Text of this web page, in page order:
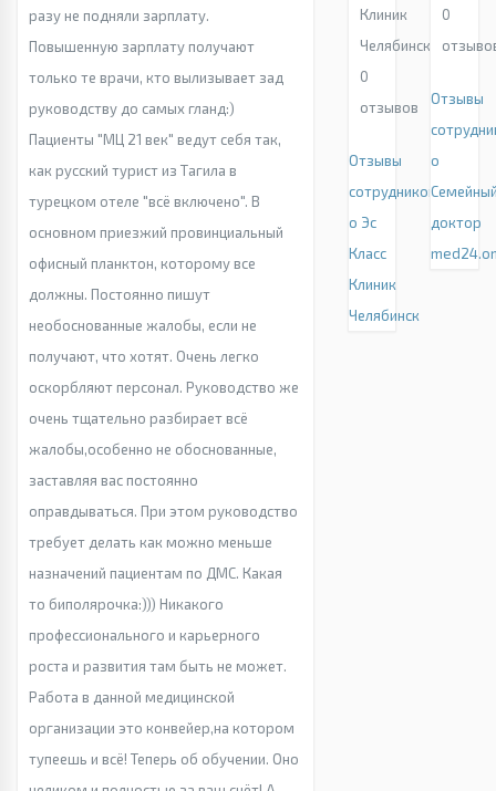
разу не подняли зарплату.
Повышенную зарплату получают
только те врачи, кто вылизывает зад
руководству до самых гланд:)
Пациенты "МЦ 21 век" ведут себя так,
как русский турист из Тагила в
турецком отеле "всё включено". В
основном приезжий провинциальный
офисный планктон, которому все
должны. Постоянно пишут
необоснованные жалобы, если не
получают, что хотят. Очень легко
оскорбляют персонал. Руководство же
очень тщательно разбирает всё
жалобы,особенно не обоснованные,
заставляя вас постоянно
оправдываться. При этом руководство
требует делать как можно меньше
назначений пациентам по ДМС. Какая
то биполярочка:))) Никакого
профессионального и карьерного
роста и развития там быть не может.
Работа в данной медицинской
организации это конвейер,на котором
тупеешь и всё! Теперь об обучении. Оно
Клиник
Челябинск
0
отзывов
Отзывы
сотрудников
о Эс
Класс
Клиник
Челябинск
0
Отзывы
о
доктор